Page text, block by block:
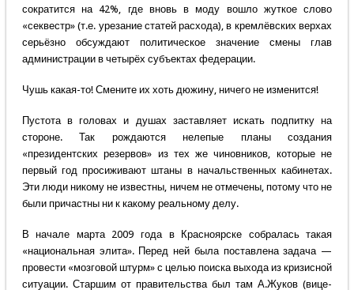
сократится на 42%, где вновь в моду вошло жуткое слово
«секвестр» (т.е. урезание статей расхода), в кремлёвских верхах
серьёзно обсуждают политическое значение смены глав
администрации в четырёх субъектах федерации.
Чушь какая-то! Смените их хоть дюжину, ничего не изменится!
Пустота в головах и душах заставляет искать подпитку на
стороне. Так рождаются нелепые планы создания
«президентских резервов» из тех же чиновников, которые не
первый год просиживают штаны в начальственных кабинетах.
Эти люди никому не известны, ничем не отмечены, потому что не
были причастны ни к какому реальному делу.
В начале марта 2009 года в Красноярске собралась такая
«национальная элита». Перед ней была поставлена задача —
провести «мозговой штурм» с целью поиска выхода из кризисной
ситуации. Старшим от правительства был там А.Жуков (вице-